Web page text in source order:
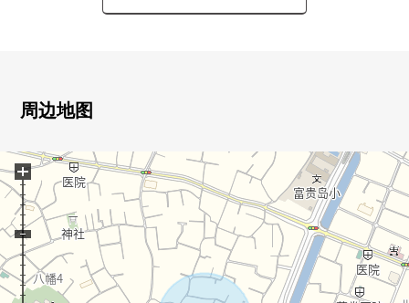
・停车位1台分(车型限制有)
▼设备
・2个地方温水冲洗马桶座(1楼.2楼)
・供空气调节迷，通风机式加热器使用在全居室的煤气塞
子有
・在敷地内监视照相机，外部栓设置
▼翻新内容(2025年12月完毕)
・整体卫浴，盥洗台，厕所全部已换新
・Cross全盘张替，地板一部分张替
周边地图
+